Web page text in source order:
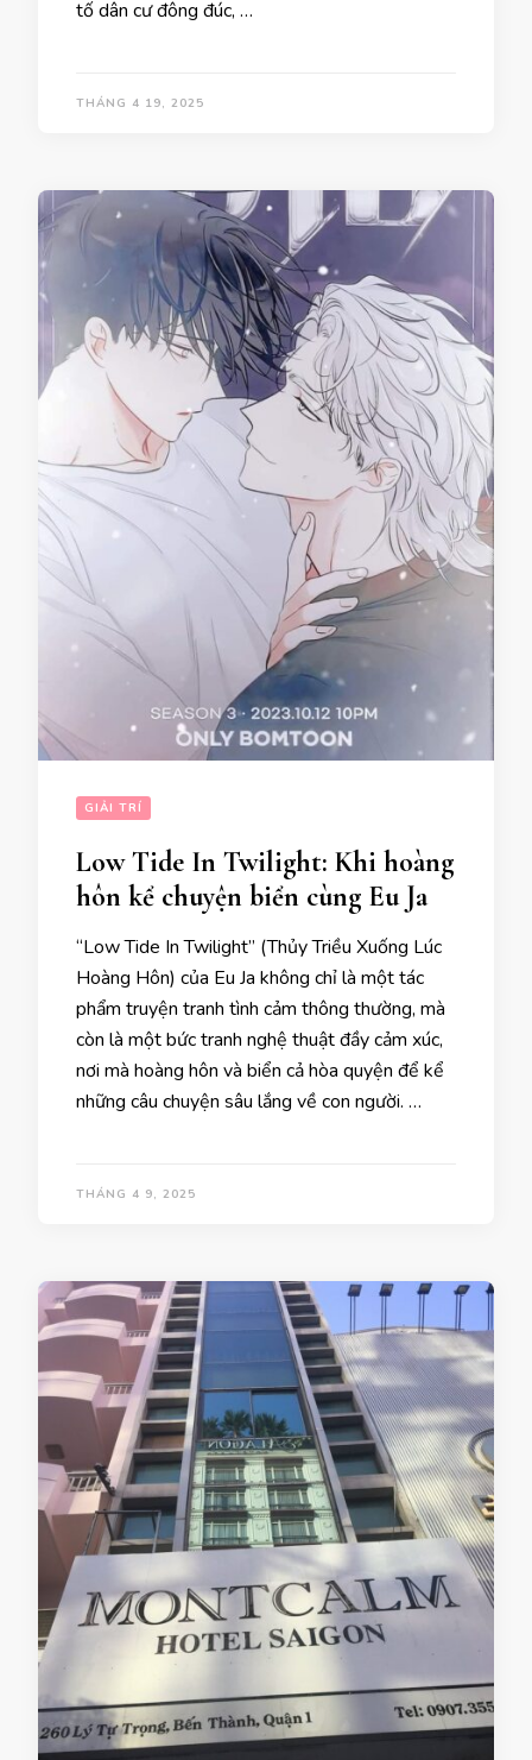
tố dân cư đông đúc, …
THÁNG 4 19, 2025
GIẢI TRÍ
Low Tide In Twilight: Khi hoàng
hôn kể chuyện biển cùng Eu Ja
“Low Tide In Twilight” (Thủy Triều Xuống Lúc
Hoàng Hôn) của Eu Ja không chỉ là một tác
phẩm truyện tranh tình cảm thông thường, mà
còn là một bức tranh nghệ thuật đầy cảm xúc,
nơi mà hoàng hôn và biển cả hòa quyện để kể
những câu chuyện sâu lắng về con người. …
THÁNG 4 9, 2025